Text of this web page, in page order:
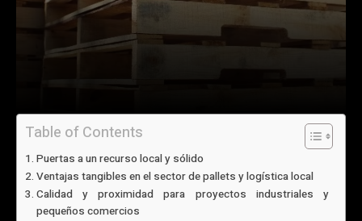
Table of Contents
Puertas a un recurso local y sólido
Ventajas tangibles en el sector de pallets y logística local
Calidad y proximidad para proyectos industriales y
pequeños comercios